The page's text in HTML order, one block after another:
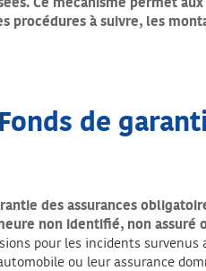
Ce mécanisme permet
procédures à suivre, les
Fonds de
des assurances
non identifié, non assuré
pour les incidents
ou leur assurance